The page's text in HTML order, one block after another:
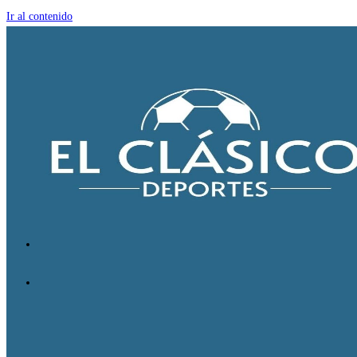
Ir al contenido